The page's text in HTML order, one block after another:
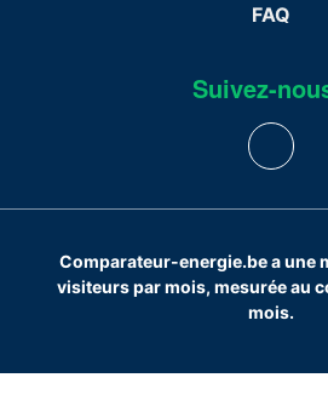
FAQ
Suivez-
Comparateur-energie.be a une
visiteurs par mois, mesurée au
mois.